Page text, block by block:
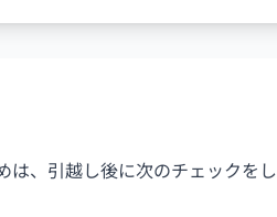
は、引越し後に次のチェックをし